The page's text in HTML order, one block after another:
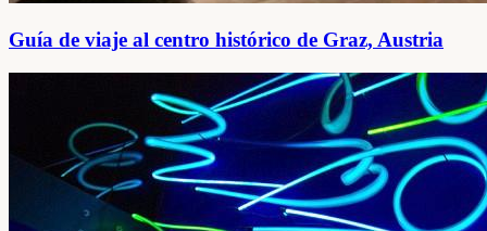
Guía de viaje al centro histórico de Graz, Austria